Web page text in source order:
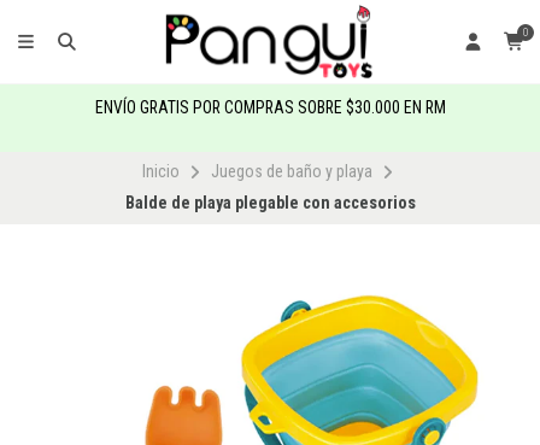
0
ENVÍO GRATIS POR COMPRAS SOBRE $30.000 EN RM
Inicio
Juegos de baño y playa
Balde de playa plegable con accesorios